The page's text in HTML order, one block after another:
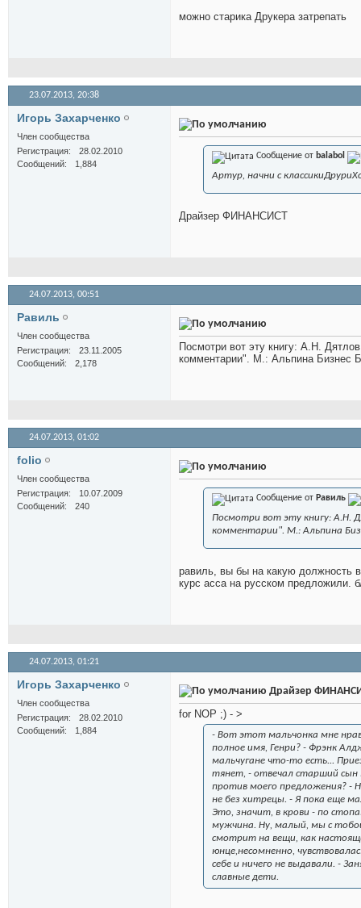
можно старика Друкера затрепать
23.07.2013, 20:38
Игорь Захарченко
Член сообщества
Регистрация
28.02.2010
Сообщений
1,884
Сообщение от balabol
Артур, начни с
Драйзер ФИНАНСИСТ
24.07.2013, 00:51
Равиль
Член сообщества
Регистрация
23.11.2005
Сообщений
2,178
Посмотри вот эту книгу: А.Н.
комментарии". М.: Альпина Бизнес
24.07.2013, 01:02
folio
Член сообщества
Регистрация
10.07.2009
Сообщений
240
Сообщение от Равиль
Посмотри вот эту книгу: А.Н.
комментарии". М.: Альпина
равиль, вы бы на какую должность
курс acca на русском предложили.
24.07.2013, 01:21
Игорь Захарченко
Член сообщества
Регистрация
28.02.2010
Сообщений
1,884
Драйзер
for NOP ;) - >
- Вот этот мальчонка мне
полное имя, Генри? - Фрэнк
мальчугане что-то есть...
тянет, - отвечал старший сын
против моего предложения? -
не без хитрецы. - Я пока еще
Это, значит, в крови - по
мужчина. Ну, малый, мы с
смотрит на вещи, как
юнце,несомненно,
себе и ничего не выдавали. -
славные дети.